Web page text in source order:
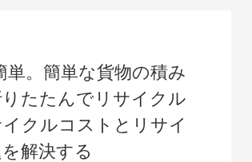
単。簡単な貨物の積み
たたんでリサイクル
クルコストとリサイ
解決する